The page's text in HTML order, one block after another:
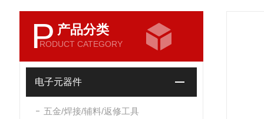
P 产品分类
RODUCT CATEGORY
电子元器件
五金/焊接/辅料/返修工具